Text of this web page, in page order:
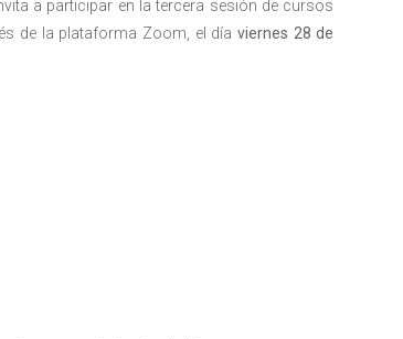
a participar en la tercera sesión de cursos
de la plataforma Zoom, el día viernes 28 de